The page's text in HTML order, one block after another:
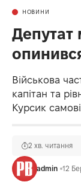
НОВИНИ
Депутат
Військова
капітан та
Курсик
admin 12
2 хв. читання